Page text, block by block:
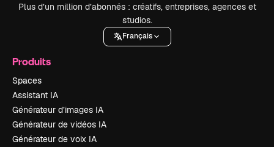
Plus d’un million d’abonnés : créatifs, entreprises, agences et
studios.
Français
Produits
Spaces
Assistant IA
Générateur d’images IA
Générateur de vidéos IA
Générateur de voix IA